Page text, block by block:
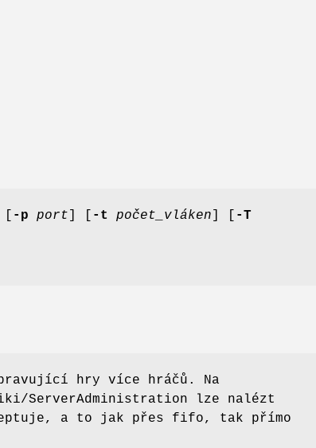
-p port -t počet_vláken
-T
hry více hráčů. Na
ServerAdministration lze nalézt
a to jak přes fifo, tak přímo